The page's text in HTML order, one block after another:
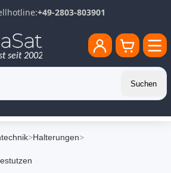
+49-2803-803901
Suchen
>Halterungen>